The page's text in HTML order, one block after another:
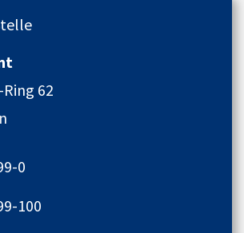
62
0
100